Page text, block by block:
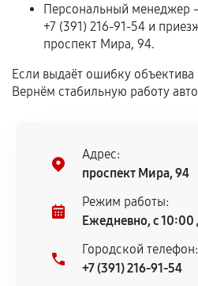
Если комплектующие
самостоятельно
Гарантия на выполненные
Предоставленные детали
техническим
дефектов.
Установка была
центром.
При этом гарантия на сами
Персональный менеджер
+7 (391) 216-91-54 и
проспект Мира, 94.
Если выдаёт ошибку объектива
Вернём стабильную работу
Адрес:
проспект Мира, 94
Режим работы:
Ежедневно, с
Городской телефон:
+7 (391) 216-91-54